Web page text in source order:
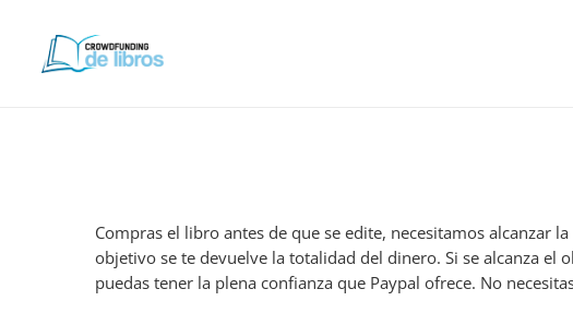
Compras el libro antes de que se edite, necesitamos alcanzar
objetivo se te devuelve la totalidad del dinero. Si se alcanza
puedas tener la plena confianza que Paypal ofrece. No